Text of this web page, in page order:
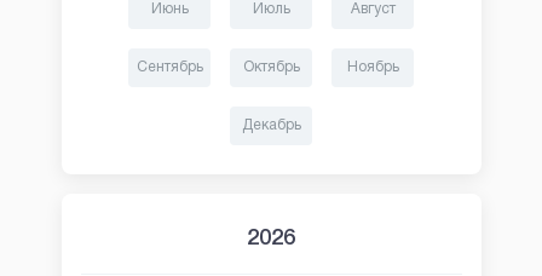
Июнь Июль Август
Сентябрь Октябрь Ноябрь
Декабрь
2026